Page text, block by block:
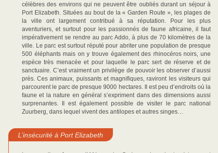
célèbres des environs qui ne peuvent être oubliés durant un séjour à
Port Elizabeth. Situées au bout de la « Garden Route », les plages de
la ville ont largement contribué à sa réputation. Pour les plus
aventuriers, et surtout pour les passionnés de faune africaine, il faut
impérativement se rendre au parc Addo, à plus de 70 kilomètres de la
ville. Le parc est surtout réputé pour abriter une population de presque
500 éléphants mais on y trouve également des rhinocéros noirs, une
espèce très menacée et pour laquelle le parc sert de réserve et de
sanctuaire. C’est vraiment un privilège de pouvoir les observer d’aussi
près. Ces animaux, puissants et magnifiques, raviront les visiteurs qui
parcourent le parc de presque 9000 hectares. Il est peu d’endroits où la
faune et la nature en général s’expriment dans des dimensions aussi
surprenantes. Il est également possible de visiter le parc national
Zuurberg, dans lequel vivent des antilopes et autres singes…
L’insécurité à Port Elizabeth